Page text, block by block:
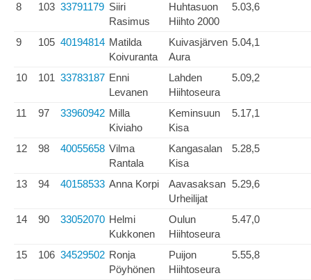
8 103 33791179 Siiri
Rasimus
Huhtasuon
Hiihto 2000
5.03,6
9 105 40194814 Matilda
Koivuranta
Kuivasjärven
Aura
5.04,1
10 101 33783187 Enni
Levanen
Lahden
Hiihtoseura
5.09,2
11 97 33960942 Milla
Kiviaho
Keminsuun
Kisa
5.17,1
12 98 40055658 Vilma
Rantala
Kangasalan
Kisa
5.28,5
13 94 40158533 Anna Korpi
Aavasaksan
Urheilijat
5.29,6
14 90 33052070 Helmi
Kukkonen
Oulun
Hiihtoseura
5.47,0
15 106 34529502 Ronja
Pöyhönen
Puijon
Hiihtoseura
5.55,8